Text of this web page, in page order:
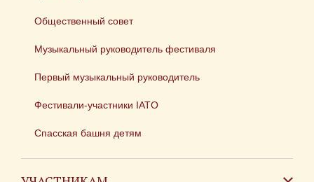
Общественный совет
Музыкальный руководитель фестиваля
Первый музыкальный руководитель
Фестивали-участники IATO
Спасская башня детям